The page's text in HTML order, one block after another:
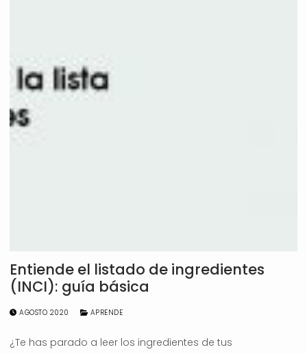
Entiende el listado de ingredientes
(INCI): guía básica
AGOSTO 2020 APRENDE
¿Te has parado a leer los ingredientes de tus